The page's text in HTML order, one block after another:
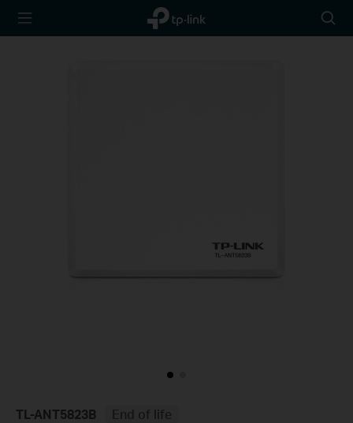
TP-Link,
Reliably
icon
TL-ANT5823B
End of life